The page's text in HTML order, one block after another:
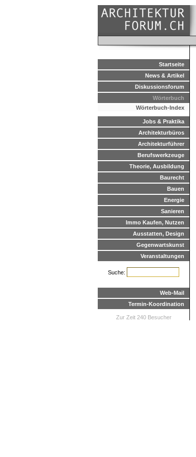
Startseite
News & Artikel
Diskussionsforum
Wörterbuch
Wörterbuch-Index
Jobs & Praktika
Architekturbüros
Architekturführer
Berufswerkzeuge
Theorie, Ausbildung
Baurecht
Bauen
Energie
Sanieren
Immo Kaufen, Nutzen
Ausstatten, Design
Gegenwartskunst
Veranstaltungen
Suche:
Web-Mail
Termin-Koordination
Zur Zeit 240 Besucher